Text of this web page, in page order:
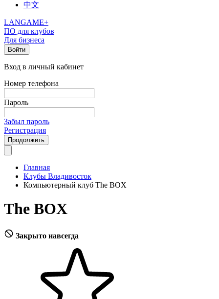
中文
LANGAME+
ПО для клубов
Для бизнеса
Войти
Вход в личный кабинет
Номер телефона
Пароль
Забыл пароль
Регистрация
Продолжить
Главная
Клубы Владивосток
Компьютерный клуб The BOX
The BOX
Закрыто навсегда